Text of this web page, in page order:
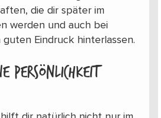
die dir später im
werden und auch bei
guten Eindruck hinterlassen.
Persönlichkeit